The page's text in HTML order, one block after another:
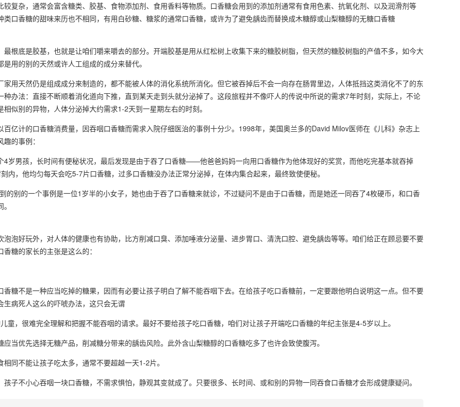
较复杂，通常会富含糖类、胶基、食物添加剂、食用香料等物质。口香糖会用到的添加剂通常有食用色素、抗氧化剂、以及润滑剂等
类口香糖的甜味来历也不相同，有用白砂糖、糖浆的通常口香糖，或许为了避免龋齿而替换成木糖醇或山梨糖醇的无糖口香糖
最根底是胶基，也就是让咱们嚼来嚼去的部分。开端胶基是用从红松树上收集下来的糖胶树脂，但天然的糖胶树脂的产值不多，如今大
是用的别的天然或许人工组成的成分来替代。
家用天然仍是组成成分来制造的，都不能被人体的消化系统所消化。但它被吞掉后不会一向存在肠胃里边，人体抵挡这类消化不了的东
种办法：直接不断顺着消化道向下推，直到某天走到头就分泌掉了。这段旅程并不像吓人的传说中所说的需求7年时刻，实际上，不论
相似别的异物，人体分泌掉大约需求1-2天到一星期左右的时刻。
百亿计的口香糖消费量，因吞咽口香糖而需求入院仔细医治的事例十分少。1998年，美国奥兰多的David Milov医师在《儿科》杂志上
的事例：
4岁男孩，长时间有便秘状况，最后发现是由于吞了口香糖——他爸爸妈妈一向用口香糖作为他体现好的奖赏，而他吃完基本就吞掉
内，他均匀每天会吃5-7片口香糖，过多口香糖没办法正常分泌掉，在体内集合起来，最终致使便秘。
的别的一个事例是一位1岁半的小女子，她也由于吞了口香糖来就诊，不过疑问不是由于口香糖，而是她还一同吞了4枚硬币，和口香
泡泡好玩外，对人体的健康也有协助，比方削减口臭、添加唾液分泌量、进步胃口、清洗口腔、避免龋齿等等。咱们给正在顾忌要不要
香糖的家长的主张是这么的：
香糖不是一种应当吃掉的糖果，因而有必要让孩子明白了解不能吞咽下去。在给孩子吃口香糖前，一定要跟他明白说明这一点。但不要
生病死人这么的吓唬办法，这只会无谓
童，很难完全理解和把握不能吞咽的请求。最好不要给孩子吃口香糖，咱们对让孩子开端吃口香糖的年纪主张是4-5岁以上。
应当优先选择无糖产品，削减糖分带来的龋齿风险。此外含山梨糖醇的口香糖吃多了也许会致使腹泻。
相同不能让孩子吃太多，通常不要超越一天1-2片。
孩子不小心吞咽一块口香糖，不需求惧怕，静观其变就成了。只要很多、长时间、或和别的异物一同吞食口香糖才会形成健康疑问。